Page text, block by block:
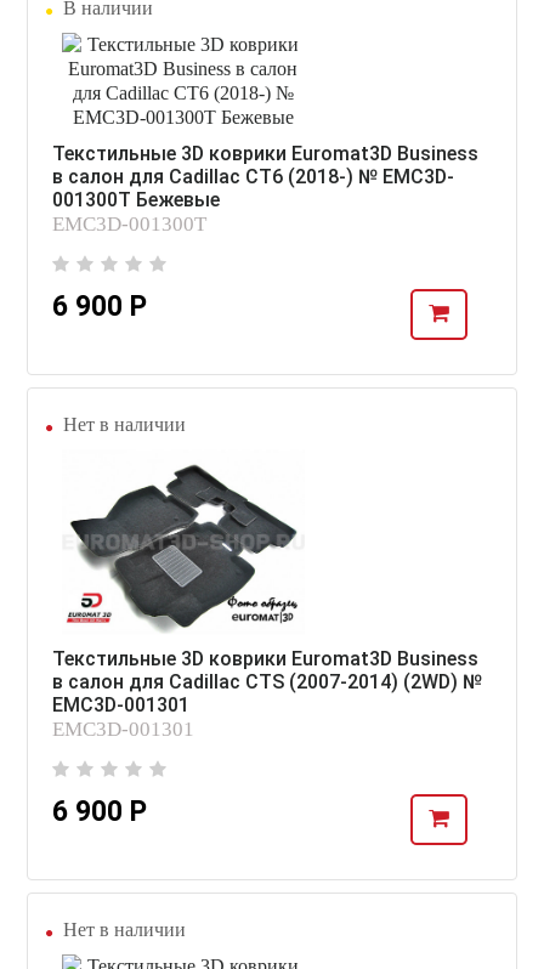
В наличии
Текстильные 3D коврики Euromat3D Business
в салон для Cadillac CT6 (2018-) № EMC3D-
001300T Бежевые
EMC3D-001300T
6 900 Р
Нет в наличии
Текстильные 3D коврики Euromat3D Business
в салон для Cadillac CTS (2007-2014) (2WD) №
EMC3D-001301
EMC3D-001301
6 900 Р
Нет в наличии